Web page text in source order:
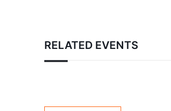
RELATED EVENTS